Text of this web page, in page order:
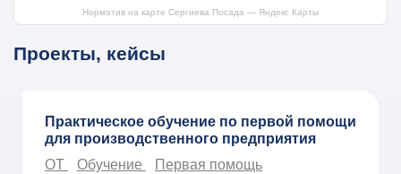
Норматив на карте Сергиева Посада — Яндекс Карты
Проекты, кейсы
Практическое обучение по первой помощи
для производственного предприятия
ОТ
Обучение Первая помощь